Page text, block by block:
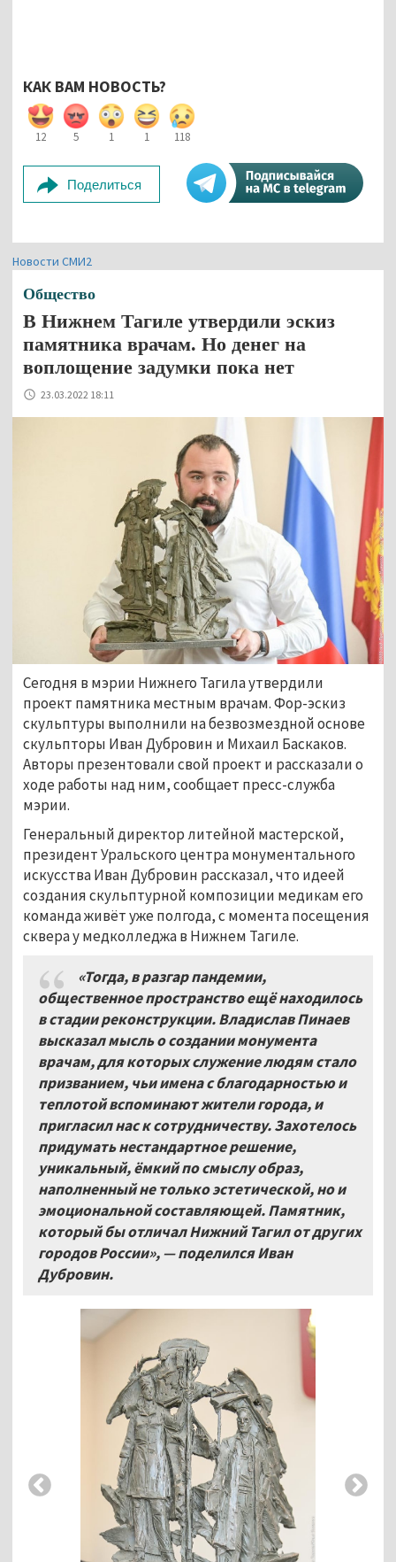
КАК ВАМ НОВОСТЬ?
12 5 1 1 118
Поделиться
Новости СМИ2
Общество
В Нижнем Тагиле утвердили эскиз
памятника врачам. Но денег на
воплощение задумки пока нет
23.03.2022 18:11
Сегодня в мэрии Нижнего Тагила утвердили
проект памятника местным врачам. Фор-эскиз
скульптуры выполнили на безвозмездной основе
скульпторы Иван Дубровин и Михаил Баскаков.
Авторы презентовали свой проект и рассказали о
ходе работы над ним, сообщает пресс-служба
мэрии.
Генеральный директор литейной мастерской,
президент Уральского центра монументального
искусства Иван Дубровин рассказал, что идеей
создания скульптурной композиции медикам его
команда живёт уже полгода, с момента посещения
сквера у медколледжа в Нижнем Тагиле.
«Тогда, в разгар пандемии,
общественное пространство ещё находилось
в стадии реконструкции. Владислав Пинаев
высказал мысль о создании монумента
врачам, для которых служение людям стало
призванием, чьи имена с благодарностью и
теплотой вспоминают жители города, и
пригласил нас к сотрудничеству. Захотелось
придумать нестандартное решение,
уникальный, ёмкий по смыслу образ,
наполненный не только эстетической, но и
эмоциональной составляющей. Памятник,
который бы отличал Нижний Тагил от других
городов России», — поделился Иван
Дубровин.